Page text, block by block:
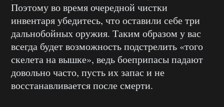
Поэтому во время очередной чистки
инвентаря убедитесь, что оставили себе три
дальнобойных оружия. Таким образом у вас
всегда будет возможность подстрелить «того
скелета на вышке», ведь боеприпасы падают
довольно часто, пусть их запас и не
восстанавливается после смерти.